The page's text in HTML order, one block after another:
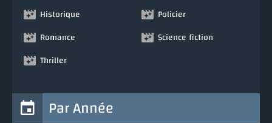
Historique
Policier
Romance
Science fiction
Thriller
Par Année